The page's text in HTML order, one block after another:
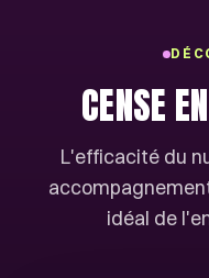
CENSE
L'efficacité du
idéal de